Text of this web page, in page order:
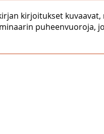
kirjoitukset
puheenvuoroja,